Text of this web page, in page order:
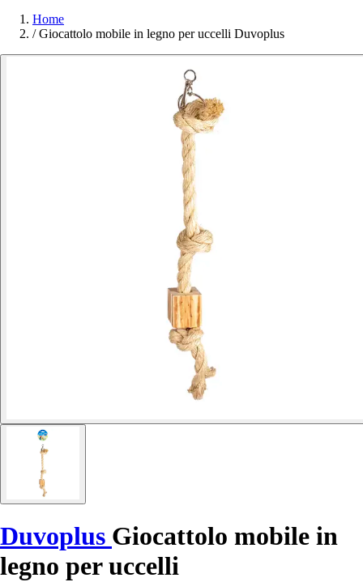
Home
/ Giocattolo mobile in legno per uccelli Duvoplus
Duvoplus Giocattolo mobile in
legno per uccelli